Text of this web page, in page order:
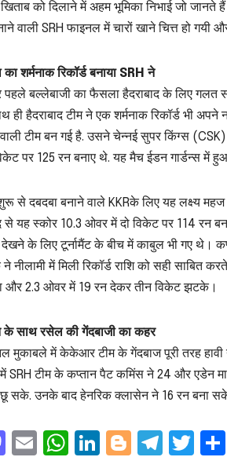
को दिलाने में अहम भूमिका निभाई जो
वाली SRH फाइनल में चारों खाने चित्त हो
शर्मनाक रिकॉर्ड बनाया SRH ने
बल्लेबाजी का फैसला हैदराबाद के लिए गलत
ही हैदराबाद टीम ने एक शर्मनाक रिकॉर्ड भी
टीम बन गई है. उसने चेन्नई सुपर किंग्स
पर 125 रन बनाए थे. यह मैच ईडन गार्डन्स में
से दबदबा बनाने वाले KKRके लिए यह लक्ष्य
से यह स्कोर 10.3 ओवर में दो विकेट पर 114 रन
देखने के लिए टूर्नामैंट के बीच में काबुल भी गए
ने नीलामी में मिली रिकॉर्ड राशि को सही
और 2.3 ओवर में 19 रन देकर तीन विकेट झटके।
के साथ रसेल की गेंदबाजी का कहर
मुकाबले में केकेआर टीम के गेंदबाज पूरी तरह
SRH टीम के कप्तान पैट कमिंस ने 24 और एडेन
सके. उनके बाद हेनरिक क्लासेन ने 16 रन बना
M
E
W
Li
Bl
T
T